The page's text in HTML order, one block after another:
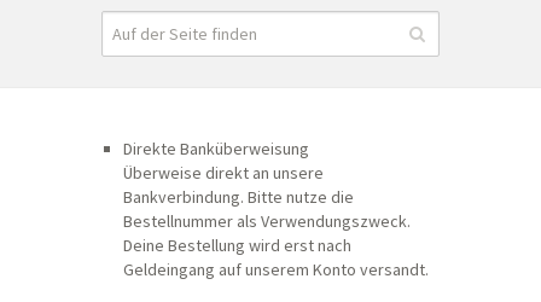
Direkte Banküberweisung
Überweise direkt an unsere
Bankverbindung. Bitte nutze die
Bestellnummer als Verwendungszweck.
Deine Bestellung wird erst nach
Geldeingang auf unserem Konto versandt.